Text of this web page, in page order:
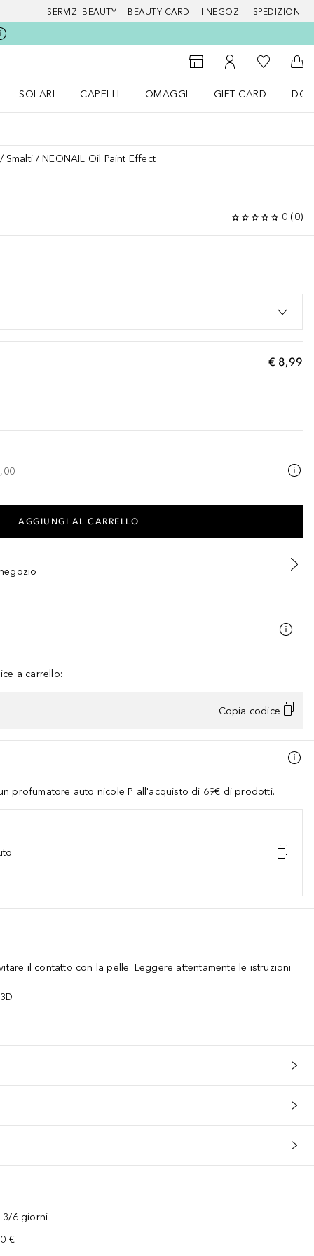
SERVIZI BEAUTY BEAUTY CARD I NEGOZI SPEDIZIONI
StorefinderAl Mio Account
Alla Mia
Al
SOLARI
CAPELLI
OMAGGI
GIFT CARD
Smalti NEONAIL Oil Paint Effect
0 (0)
€ 8,99
AGGIUNGI AL CARRELLO
a carrello:
Copia codice
profumatore auto nicole P all'acquisto di 69€ di prodotti.
il contatto con la pelle. Leggere attentamente le istruzioni
polimerizzato nella lampada UV/LED:
3/6 giorni
€